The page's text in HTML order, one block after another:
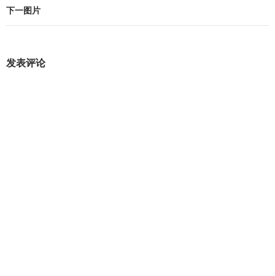
下一图片
发表评论